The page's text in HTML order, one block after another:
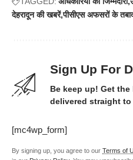
देहरादून की खबरें पीसीएस अफसरों के
Sign Up For
Be keep up! Get
delivered straight
[mc4wp_form]
By signing up, you agree to our Terms of